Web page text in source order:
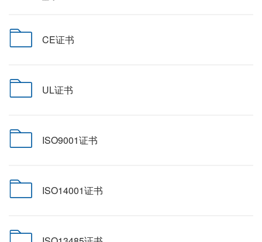
CE证书
UL证书
ISO9001证书
ISO14001证书